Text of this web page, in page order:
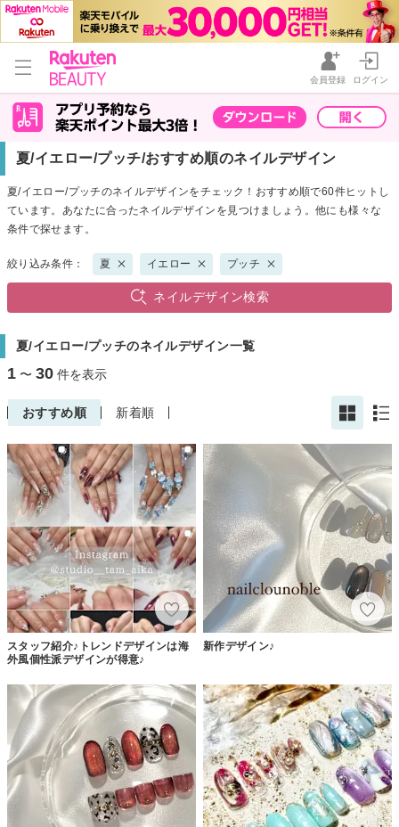
会員登録 ログイン
夏/イエロー/プッチ/おすすめ順のネイルデザイン
夏/イエロー/プッチのネイルデザインをチェック！おすすめ順で60件ヒットし
ています。あなたに合ったネイルデザインを見つけましょう。他にも様々な
条件で探せます。
絞り込み条件： 夏 イエロー プッチ
ネイルデザイン検索
夏/イエロー/プッチのネイルデザイン一覧
1 〜 30 件を表示
おすすめ順 新着順
スタッフ紹介♪トレンドデザインは海
外風個性派デザインが得意♪
新作デザイン♪